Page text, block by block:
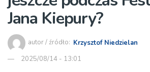
Jana Kiepury?
autor / źródło: Krzysztof Niedzielan
2025/08/14 - 13:01